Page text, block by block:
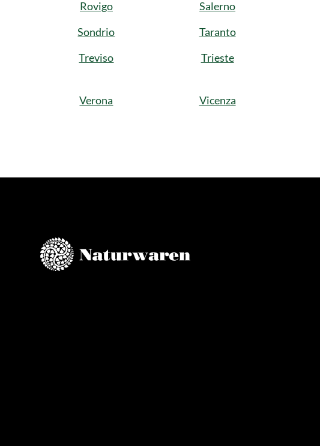
Rovigo
Salerno
Sondrio
Taranto
Treviso
Trieste
Verona
Vicenza